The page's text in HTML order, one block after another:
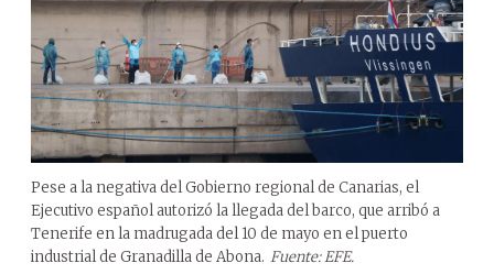
Pese a la negativa del Gobierno regional de Canarias, el
Ejecutivo español autorizó la llegada del barco, que arribó a
Tenerife en la madrugada del 10 de mayo en el puerto
industrial de Granadilla de Abona. Fuente: EFE.